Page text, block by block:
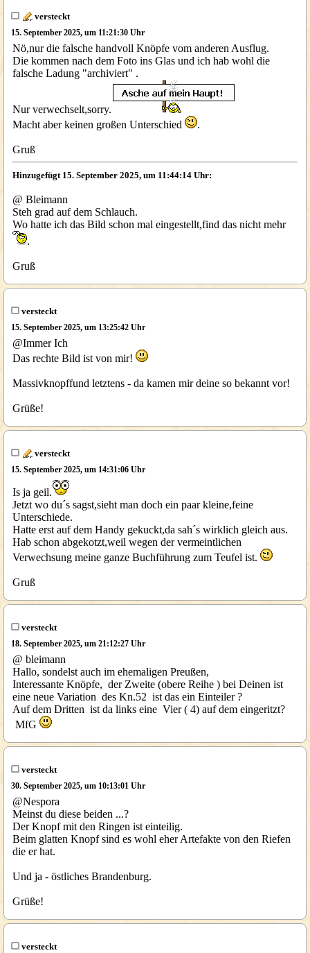
versteckt
15. September 2025, um 11:21:30 Uhr
Nö,nur die falsche handvoll Knöpfe vom anderen Ausflug.
Die kommen nach dem Foto ins Glas und ich hab wohl die
falsche Ladung "archiviert" .
Nur verwechselt,sorry.
Macht aber keinen großen Unterschied
.
Gruß
Hinzugefügt 15. September 2025, um 11:44:14 Uhr:
@ Bleimann
Steh grad auf dem Schlauch.
Wo hatte ich das Bild schon mal eingestellt,find das nicht mehr
.
Gruß
versteckt
15. September 2025, um 13:25:42 Uhr
@Immer Ich
Das rechte Bild ist von mir!
Massivknopffund letztens - da kamen mir deine so bekannt vor!
Grüße!
versteckt
15. September 2025, um 14:31:06 Uhr
Is ja geil.
Jetzt wo du´s sagst,sieht man doch ein paar kleine,feine
Unterschiede.
Hatte erst auf dem Handy gekuckt,da sah´s wirklich gleich aus.
Hab schon abgekotzt,weil wegen der vermeintlichen
Verwechsung meine ganze Buchführung zum Teufel ist.
Gruß
versteckt
18. September 2025, um 21:12:27 Uhr
@ bleimann
Hallo, sondelst auch im ehemaligen Preußen,
Interessante Knöpfe, der Zweite (obere Reihe ) bei Deinen ist
eine neue Variation des Kn.52 ist das ein Einteiler ?
Auf dem Dritten ist da links eine Vier ( 4) auf dem eingeritzt?
MfG
versteckt
30. September 2025, um 10:13:01 Uhr
@Nespora
Meinst du diese beiden ...?
Der Knopf mit den Ringen ist einteilig.
Beim glatten Knopf sind es wohl eher Artefakte von den Riefen
die er hat.
Und ja - östliches Brandenburg.
Grüße!
versteckt